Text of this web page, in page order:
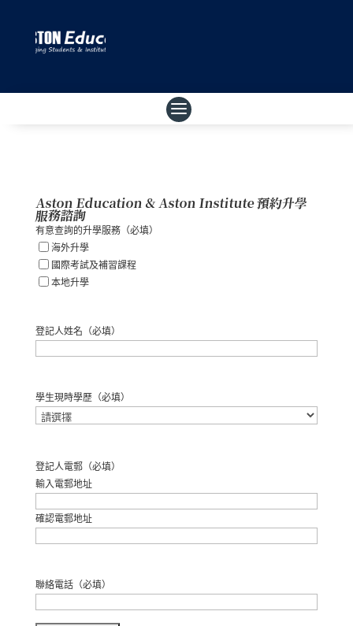
Aston Education & Aston Institute 預約升學
服務諮詢
有意查詢的升學服務（必填）
海外升學
國際考試及補習課程
本地升學
登記人姓名 （必填）
學生現時學歷（必填）
登記人電郵（必填）
輸入電郵地址
確認電郵地址
聯絡電話（必填）